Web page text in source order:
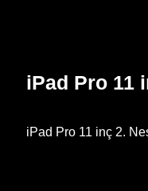
iPad Pro 11
iPad Pro 11 inç 2.